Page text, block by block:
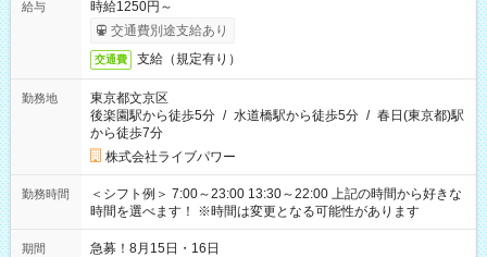
給与
時給1250円～
交通費別途支給あり
交通費 支給（規定有り）
勤務地
東京都文京区
後楽園駅から徒歩5分 / 水道橋駅から徒歩5分 / 春日(東京都)駅
から徒歩7分
株式会社ライブパワー
勤務時間
＜シフト例＞ 7:00～23:00 13:30～22:00 上記の時間から好きな
時間を選べます！ ※時間は変更となる可能性があります
期間 急募！8月15日・16日